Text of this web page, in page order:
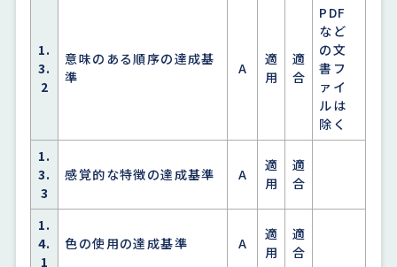
1.
3.
2
意味のある順序の達成基
準
A
適
用
適
合
PDF
など
の文
書フ
ァイ
ルは
除く
1.
3.
3
感覚的な特徴の達成基準 A
適
用
適
合
1.
4.
1
色の使用の達成基準 A
適
用
適
合